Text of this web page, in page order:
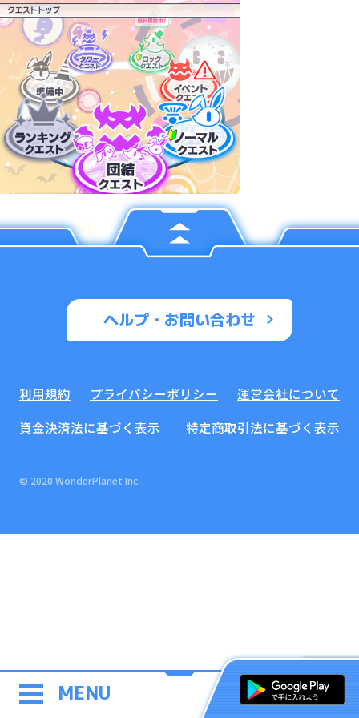
MENU
ヘルプ・お問い合わせ
利用規約 プライバシーポリシー
運営会社について
資金決済法に基づく表示
特定商取引法に基づく表示
© 2020 WonderPlanet Inc.